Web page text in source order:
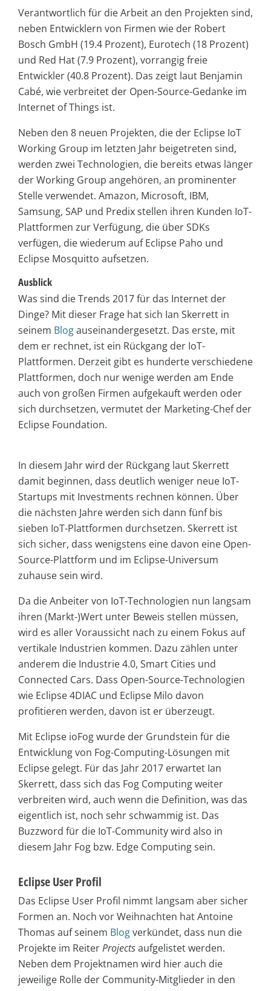
Verantwortlich für die Arbeit an den Projekten sind,
neben Entwicklern von Firmen wie der Robert
Bosch GmbH (19.4 Prozent), Eurotech (18 Prozent)
und Red Hat (7.9 Prozent), vorrangig freie
Entwickler (40.8 Prozent). Das zeigt laut Benjamin
Cabé, wie verbreitet der Open-Source-Gedanke im
Internet of Things ist.
Neben den 8 neuen Projekten, die der Eclipse IoT
Working Group im letzten Jahr beigetreten sind,
werden zwei Technologien, die bereits etwas länger
der Working Group angehören, an prominenter
Stelle verwendet. Amazon, Microsoft, IBM,
Samsung, SAP und Predix stellen ihren Kunden IoT-
Plattformen zur Verfügung, die über SDKs
verfügen, die wiederum auf Eclipse Paho und
Eclipse Mosquitto aufsetzen.
Ausblick
Was sind die Trends 2017 für das Internet der
Dinge? Mit dieser Frage hat sich Ian Skerrett in
seinem Blogauseinandergesetzt. Das erste, mit
dem er rechnet, ist ein Rückgang der IoT-
Plattformen. Derzeit gibt es hunderte verschiedene
Plattformen, doch nur wenige werden am Ende
auch von großen Firmen aufgekauft werden oder
sich durchsetzen, vermutet der Marketing-Chef der
Eclipse Foundation.
In diesem Jahr wird der Rückgang laut Skerrett
damit beginnen, dass deutlich weniger neue IoT-
Startups mit Investments rechnen können. Über
die nächsten Jahre werden sich dann fünf bis
sieben IoT-Plattformen durchsetzen. Skerrett ist
sich sicher, dass wenigstens eine davon eine Open-
Source-Plattform und im Eclipse-Universum
zuhause sein wird.
Da die Anbeiter von IoT-Technologien nun langsam
ihren (Markt-)Wert unter Beweis stellen müssen,
wird es aller Voraussicht nach zu einem Fokus auf
vertikale Industrien kommen. Dazu zählen unter
anderem die Industrie 4.0, Smart Cities und
Connected Cars. Dass Open-Source-Technologien
wie Eclipse 4DIAC und Eclipse Milo davon
profitieren werden, davon ist er überzeugt.
Mit Eclipse ioFog wurde der Grundstein für die
Entwicklung von Fog-Computing-Lösungen mit
Eclipse gelegt. Für das Jahr 2017 erwartet Ian
Skerrett, dass sich das Fog Computing weiter
verbreiten wird, auch wenn die Definition, was das
eigentlich ist, noch sehr schwammig ist. Das
Buzzword für die IoT-Community wird also in
diesem Jahr Fog bzw. Edge Computing sein.
Eclipse User Profil
Das Eclipse User Profil nimmt langsam aber sicher
Formen an. Noch vor Weihnachten hat Antoine
Thomas auf seinem Blogverkündet, dass nun die
Projekte im ReiterProjectsaufgelistet werden.
Neben dem Projektnamen wird hier auch die
jeweilige Rolle der Community-Mitglieder in den